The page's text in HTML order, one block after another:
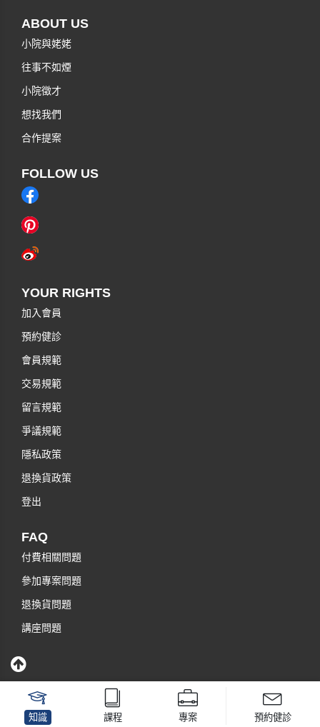
ABOUT US
小院與姥姥
往事不如煙
小院徵才
想找我們
合作提案
FOLLOW US
YOUR RIGHTS
加入會員
預約健診
會員規範
交易規範
留言規範
爭議規範
隱私政策
退換貨政策
登出
FAQ
付費相關問題
參加專案問題
退換貨問題
講座問題
知識 課程 專案 預約健診